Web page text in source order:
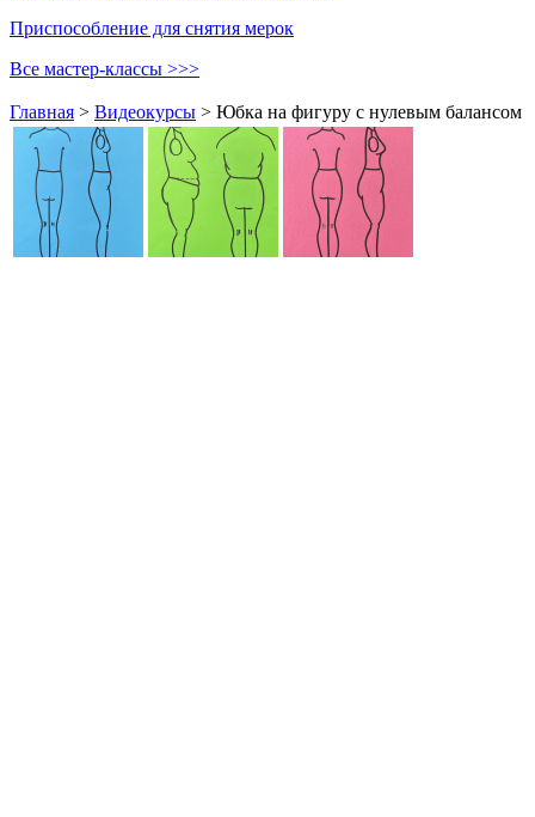
Приспособление для снятия мерок
Все мастер-классы >>>
Главная > Видеокурсы > Юбка на фигуру с нулевым балансом